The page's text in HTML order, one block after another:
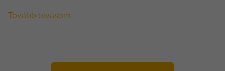
Tovább olvasom